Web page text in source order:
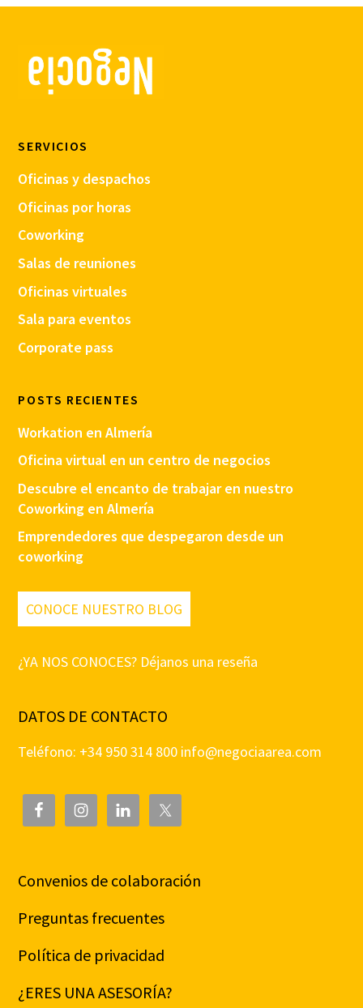
SERVICIOS
Oficinas y despachos
Oficinas por horas
Coworking
Salas de reuniones
Oficinas virtuales
Sala para eventos
Corporate pass
POSTS RECIENTES
Workation en Almería
Oficina virtual en un centro de negocios
Descubre el encanto de trabajar en nuestro
Coworking en Almería
Emprendedores que despegaron desde un
coworking
CONOCE NUESTRO BLOG
¿YA NOS CONOCES? Déjanos una reseña
DATOS DE CONTACTO
Teléfono: +34 950 314 800 info@negociaarea.com
Convenios de colaboración
Preguntas frecuentes
Política de privacidad
¿ERES UNA ASESORÍA?